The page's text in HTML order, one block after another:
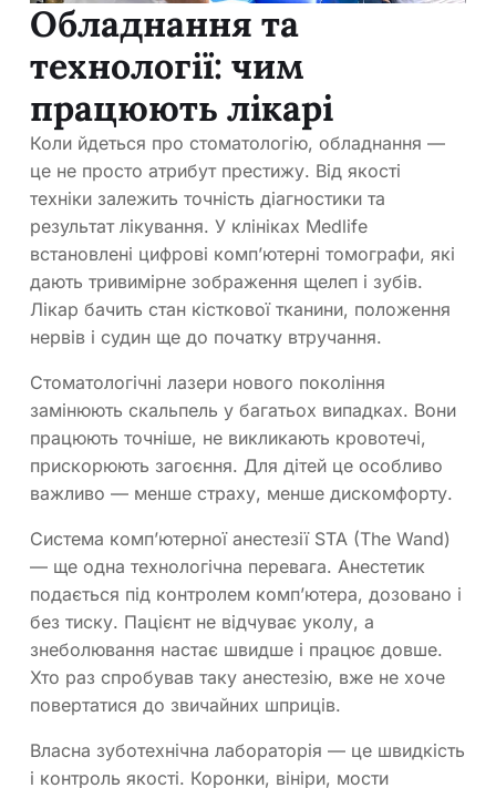
Обладнання та
технології: чим
працюють лікарі
Коли йдеться про стоматологію, обладнання —
це не просто атрибут престижу. Від якості
техніки залежить точність діагностики та
результат лікування. У клініках Medlife
встановлені цифрові комп’ютерні томографи, які
дають тривимірне зображення щелеп і зубів.
Лікар бачить стан кісткової тканини, положення
нервів і судин ще до початку втручання.
Стоматологічні лазери нового покоління
замінюють скальпель у багатьох випадках. Вони
працюють точніше, не викликають кровотечі,
прискорюють загоєння. Для дітей це особливо
важливо — менше страху, менше дискомфорту.
Система комп’ютерної анестезії STA (The Wand)
— ще одна технологічна перевага. Анестетик
подається під контролем комп’ютера, дозовано і
без тиску. Пацієнт не відчуває уколу, а
знеболювання настає швидше і працює довше.
Хто раз спробував таку анестезію, вже не хоче
повертатися до звичайних шприців.
Власна зуботехнічна лабораторія — це швидкість
і контроль якості. Коронки, вініри, мости